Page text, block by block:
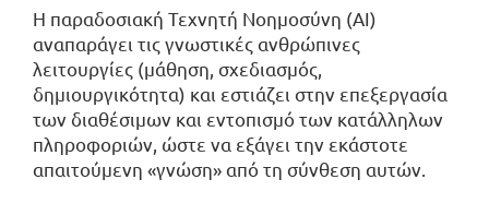
Η παραδοσιακή Τεχνητή Νοημοσύνη (ΑΙ)
αναπαράγει τις γνωστικές ανθρώπινες
λειτουργίες (μάθηση, σχεδιασμός,
δημιουργικότητα) και εστιάζει στην επεξεργασία
των διαθέσιμων και εντοπισμό των κατάλληλων
πληροφοριών, ώστε να εξάγει την εκάστοτε
απαιτούμενη «γνώση» από τη σύνθεση αυτών.